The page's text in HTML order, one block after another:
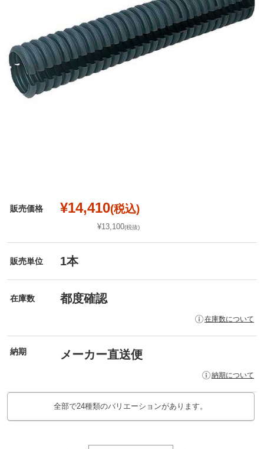
販売価格 ¥14,410(税込)
¥13,100(税抜)
販売単位 1本
在庫数 都度確認
在庫数について
納期 メーカー直送便
納期について
全部で24種類のバリエーションがあります。